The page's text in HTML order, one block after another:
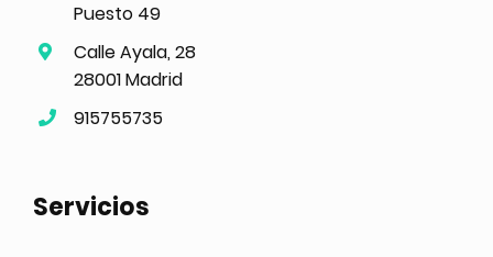
Puesto 49
Calle Ayala, 28
28001 Madrid
915755735
Servicios